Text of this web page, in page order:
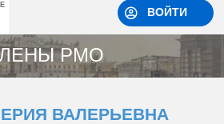
ВОЙТИ
РМО
ВАЛЕРЬЕВНА